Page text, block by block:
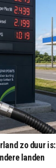
zo duur
landen